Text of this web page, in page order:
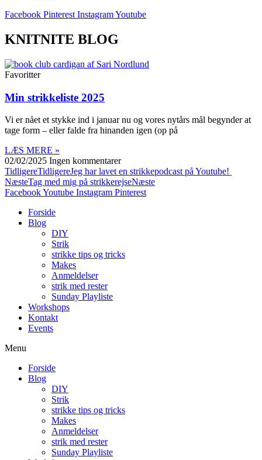
Facebook Pinterest InstagramYoutube
KNITNITE BLOG
Favoritter
Min strikkeliste 2025
Vi er nået et stykke ind i januar nu og vores nytårs mål begynder at
tage form – eller falde fra hinanden igen (op på
LÆS MERE »
02/02/2025 Ingen kommentarer
TidligereTidligereJeg har lavet en strikkepodcast på Youtube!
NæsteTag med mig på strikkerejseNæste
FacebookYoutube Instagram Pinterest
Forside
Blog
DIY
Strik
strikke tips og tricks
Makes
Anmeldelser
strik med rester
Sunday Playliste
Workshops
Kontakt
Events
Menu
Forside
Blog
DIY
Strik
strikke tips og tricks
Makes
Anmeldelser
strik med rester
Sunday Playliste